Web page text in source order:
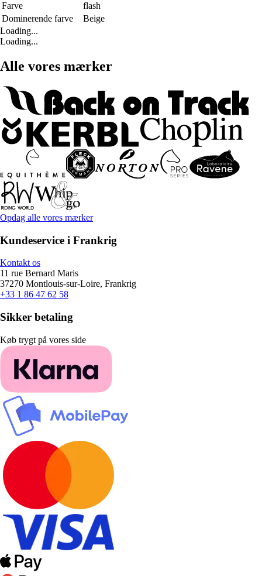
Farve
flash
Dominerende farve
Beige
Loading...
Loading...
Alle vores mærker
Opdag alle vores mærker
Kundeservice i Frankrig
Kontakt os
11 rue Bernard Maris
37270 Montlouis-sur-Loire, Frankrig
+33 1 86 47 62 58
Sikker betaling
Køb trygt på vores side